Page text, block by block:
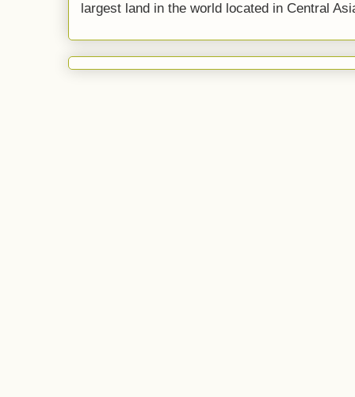
largest land in the world located in Central